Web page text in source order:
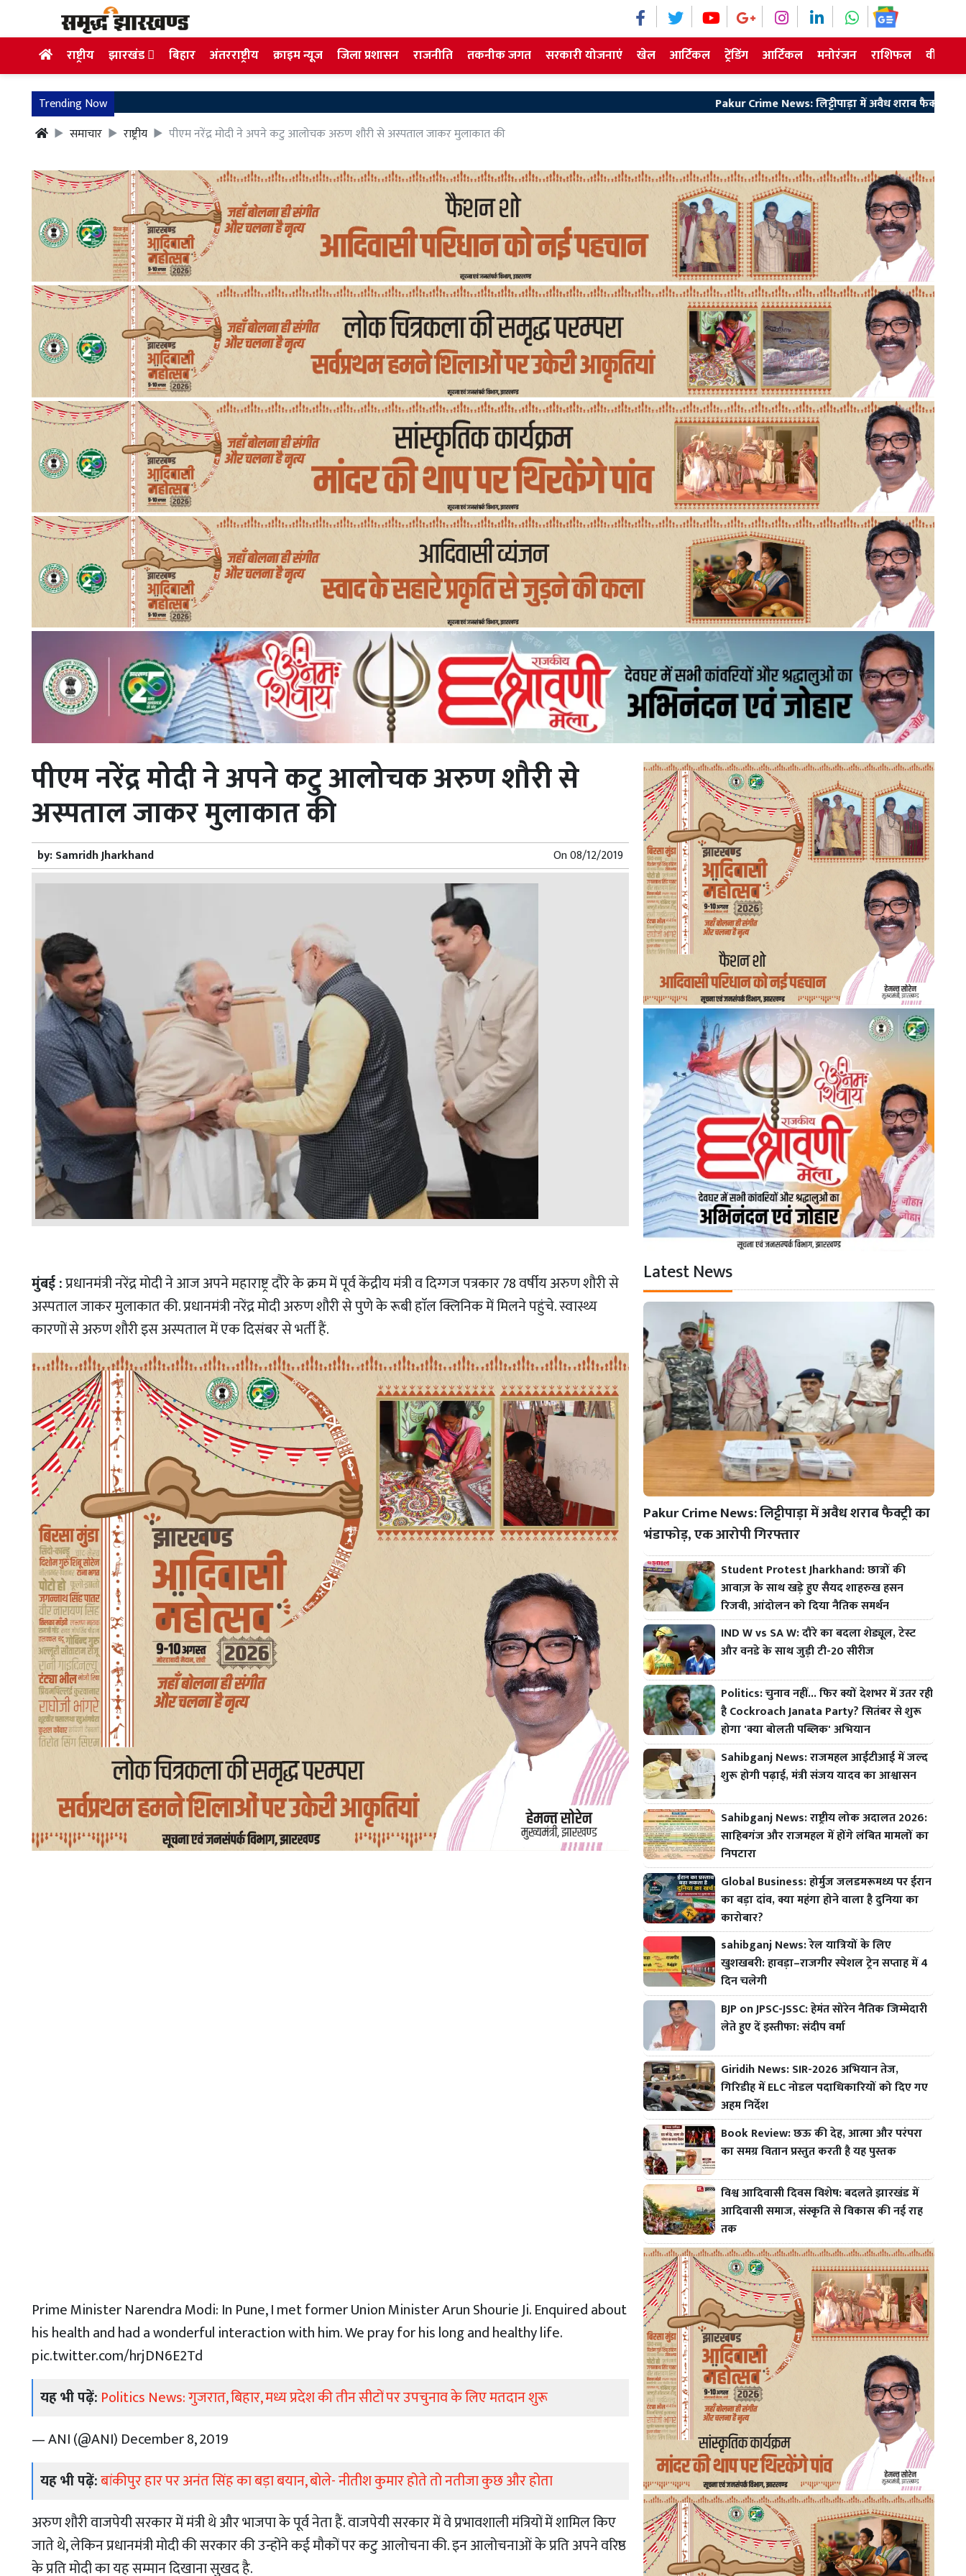
राष्ट्रीय झारखंड बिहार अंतरराष्ट्रीय क्राइम न्यूज जिला प्रशासन राजनीति तकनीक जगत सरकारी योजनाएं खेल आर्टिकल ट्रेंडिंग आर्टिकल मनोरंजन राशिफल वीडियो
Trending Now
Pakur Crime News: लिट्टीपाड़ा में अवैध शराब फैक्ट्री का भंडाफोड़, एक आरोपी
समाचार
राष्ट्रीय पीएम नरेंद्र मोदी ने अपने कटु आलोचक अरुण शौरी से अस्पताल जाकर मुलाकात की
पीएम नरेंद्र मोदी ने अपने कटु आलोचक अरुण शौरी से
अस्पताल जाकर मुलाकात की
by:Samridh Jharkhand On08/12/2019
मुंबई :प्रधानमंत्री नरेंद्र मोदी ने आज अपने महाराष्ट्र दौरे के क्रम में पूर्व केंद्रीय मंत्री व दिग्गज पत्रकार 78 वर्षीय अरुण शौरी से
अस्पताल जाकर मुलाकात की. प्रधानमंत्री नरेंद्र मोदी अरुण शौरी से पुणे के रूबी हाॅल क्लिनिक में मिलने पहुंचे. स्वास्थ्य
कारणों से अरुण शौरी इस अस्पताल में एक दिसंबर से भर्ती हैं.
Prime Minister Narendra Modi: In Pune, I met former Union Minister Arun Shourie Ji. Enquired about
his health and had a wonderful interaction with him. We pray for his long and healthy life.
pic.twitter.com/hrjDN6E2Td
यह भी पढ़ें: Politics News: गुजरात, बिहार, मध्य प्रदेश की तीन सीटों पर उपचुनाव के लिए मतदान शुरू
— ANI (@ANI) December 8, 2019
यह भी पढ़ें:बांकीपुर हार पर अनंत सिंह का बड़ा बयान, बोले- नीतीश कुमार होते तो नतीजा कुछ और होता
अरुण शौरी वाजपेयी सरकार में मंत्री थे और भाजपा के पूर्व नेता हैं. वाजपेयी सरकार में वे प्रभावशाली मंत्रियों में शामिल किए
जाते थे, लेकिन प्रधानमंत्री मोदी की सरकार की उन्होंने कई मौकों पर कटु आलोचना की. इन आलोचनाओं के प्रति अपने वरिष्ठ
के प्रति मोदी का यह सम्मान दिखाना सुखद है.
Latest News
Pakur Crime News: लिट्टीपाड़ा में अवैध शराब फैक्ट्री का
भंडाफोड़, एक आरोपी गिरफ्तार
Student Protest Jharkhand: छात्रों की
आवाज़ के साथ खड़े हुए सैयद शाहरुख हसन
रिजवी, आंदोलन को दिया नैतिक समर्थन
IND W vs SA W: दौरे का बदला शेड्यूल, टेस्ट
और वनडे के साथ जुड़ी टी-20 सीरीज
Politics: चुनाव नहीं... फिर क्यों देशभर में उतर रही
है Cockroach Janata Party? सितंबर से शुरू
होगा 'क्या बोलती पब्लिक' अभियान
Sahibganj News: राजमहल आईटीआई में जल्द
शुरू होगी पढ़ाई, मंत्री संजय यादव का आश्वासन
Sahibganj News: राष्ट्रीय लोक अदालत 2026:
साहिबगंज और राजमहल में होंगे लंबित मामलों का
निपटारा
Global Business: होर्मुज जलडमरूमध्य पर ईरान
का बड़ा दांव, क्या महंगा होने वाला है दुनिया का
कारोबार?
sahibganj News: रेल यात्रियों के लिए
खुशखबरी: हावड़ा–राजगीर स्पेशल ट्रेन सप्ताह में 4
दिन चलेगी
BJP on JPSC-JSSC: हेमंत सोरेन नैतिक जिम्मेदारी
लेते हुए दें इस्तीफा: संदीप वर्मा
Giridih News: SIR-2026 अभियान तेज,
गिरिडीह में ELC नोडल पदाधिकारियों को दिए गए
अहम निर्देश
Book Review: छऊ की देह, आत्मा और परंपरा
का समग्र वितान प्रस्तुत करती है यह पुस्तक
विश्व आदिवासी दिवस विशेष: बदलते झारखंड में
आदिवासी समाज, संस्कृति से विकास की नई राह
तक